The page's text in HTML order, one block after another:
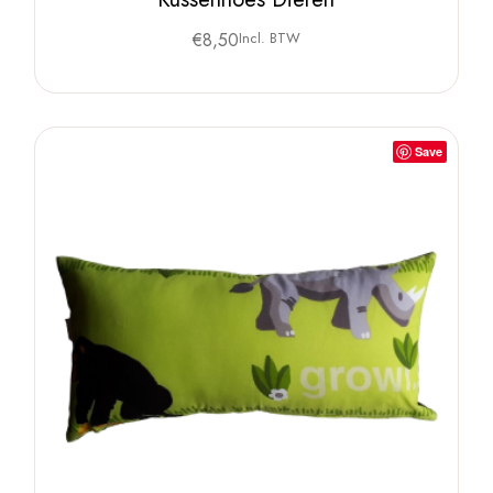
€8,50Incl. BTW
Save